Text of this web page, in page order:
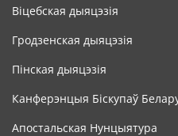
Віцебская дыяцэзія
Гродзенская дыяцэзія
Пінская дыяцэзія
Канферэнцыя Біскупаў
Апостальская Нунцыятура